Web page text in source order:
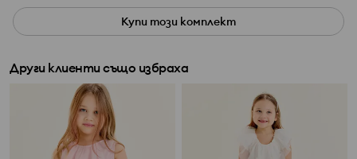
Купи този комплект
Други клиенти също избраха